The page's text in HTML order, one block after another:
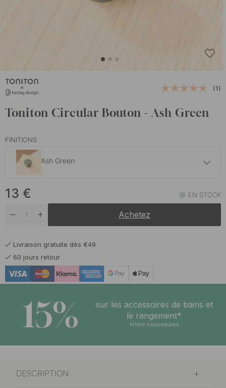
(1)
Toniton Circular Bouton - Ash Green
FINITIONS
Ash Green
En stock
Grège En stock
Noir
Reddish Brown 13 €
13 € EN STOCK
Achetez
Livraison gratuite dès €49
60 jours retour
15%
sur les accessoires de bains et
le rangement*
*Hors nouveautés
DESCRIPTION